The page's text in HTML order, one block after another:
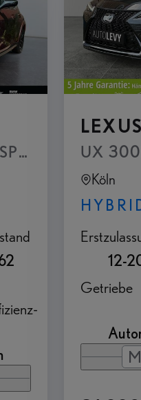
mit Rückraum-
Plug-In
UX
Köln
12-
Getriebe